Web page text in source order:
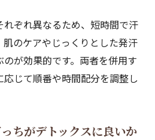
ぞれ異なるため、短時間で汗
のケアやじっくりとした発汗
が効果的です。両者を併用す
じて順番や時間配分を調整し
ちがデトックスに良いか